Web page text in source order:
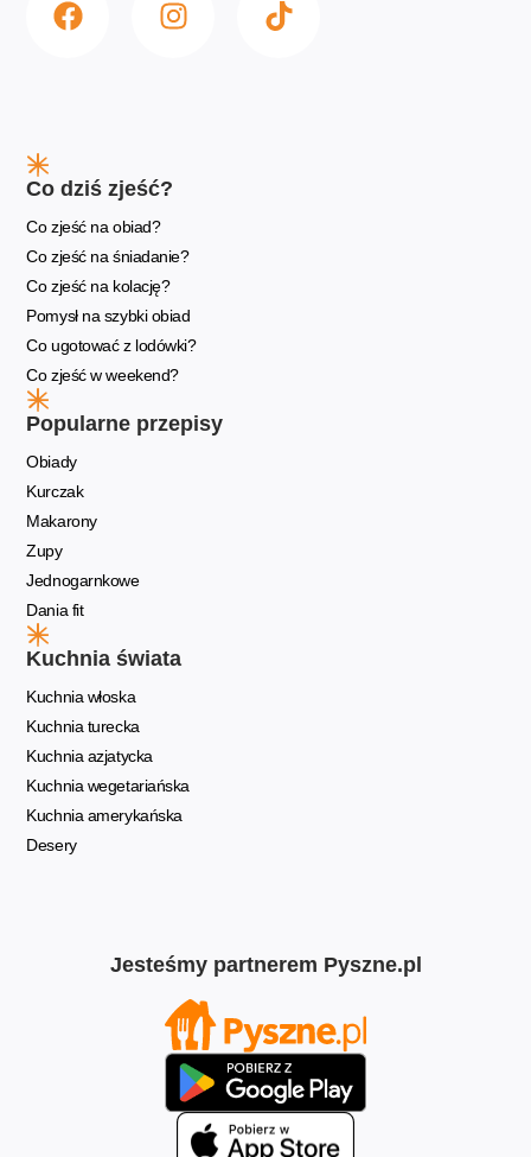
Co dziś zjeść?
Co zjeść na obiad?
Co zjeść na śniadanie?
Co zjeść na kolację?
Pomysł na szybki obiad
Co ugotować z lodówki?
Co zjeść w weekend?
Popularne przepisy
Obiady
Kurczak
Makarony
Zupy
Jednogarnkowe
Dania fit
Kuchnia świata
Kuchnia włoska
Kuchnia turecka
Kuchnia azjatycka
Kuchnia wegetariańska
Kuchnia amerykańska
Desery
Jesteśmy partnerem Pyszne.pl